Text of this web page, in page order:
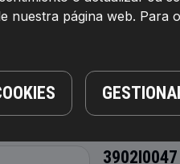
nuestra página web.
Preparación
12,Número de
Números de
3902I0047